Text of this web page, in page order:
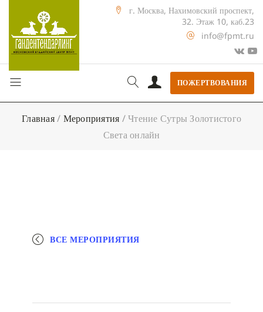
г. Москва, Нахимовский проспект,
32. Этаж 10, каб.23
info@fpmt.ru
ПОЖЕРТВОВАНИЯ
Главная/ Мероприятия /Чтение Сутры Золотистого
Света онлайн
ВСЕ МЕРОПРИЯТИЯ